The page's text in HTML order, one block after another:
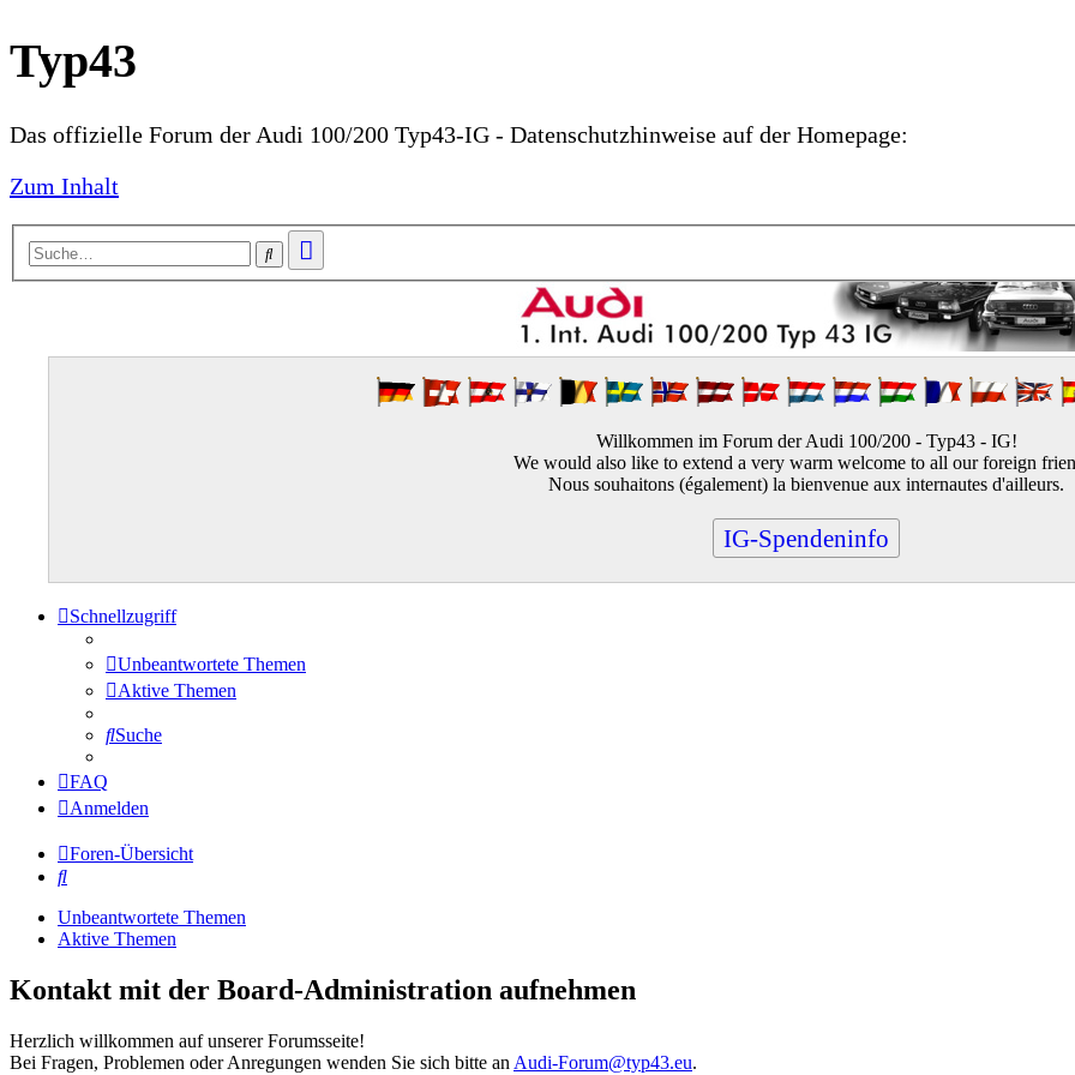
Typ43
Das offizielle Forum der Audi 100/200 Typ43-IG - Datenschutzhinweise auf der Homepage:
Zum Inhalt
Suche
Suche
Willkommen im Forum der Audi 100/200 - Typ43 - IG!
We would also like to extend a very warm welcome to all our foreign
Nous souhaitons (également) la bienvenue aux internautes d'ailleurs.
IG-Spendeninfo
Schnellzugriff
Unbeantwortete Themen
Aktive Themen
Suche
FAQ
Anmelden
Foren-Übersicht
Suche
Unbeantwortete Themen
Aktive Themen
Kontakt mit der Board-Administration aufnehmen
Herzlich willkommen auf unserer Forumsseite!
Bei Fragen, Problemen oder Anregungen wenden Sie sich bitte an Audi-Forum@typ43.eu.